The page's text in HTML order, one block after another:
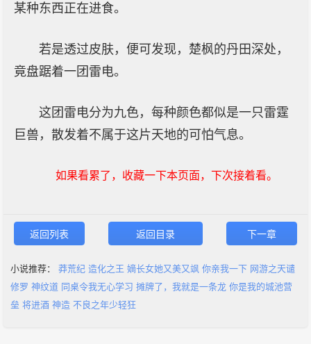
某种东西正在进食。
若是透过皮肤，便可发现，楚枫的丹田深处，
竟盘踞着一团雷电。
这团雷电分为九色，每种颜色都似是一只雷霆
巨兽，散发着不属于这片天地的可怕气息。
如果看累了，收藏一下本页面，下次接着看。
返回列表 返回目录 下一章
小说推荐： 莽荒纪 造化之王 嫡长女她又美又飒 你亲我一下 网游之天谴
修罗 神纹道 同桌令我无心学习 摊牌了，我就是一条龙 你是我的城池营
垒 将进酒 神造 不良之年少轻狂